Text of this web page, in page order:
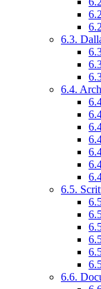
6.3.
6.4.
6.5.
6.6.